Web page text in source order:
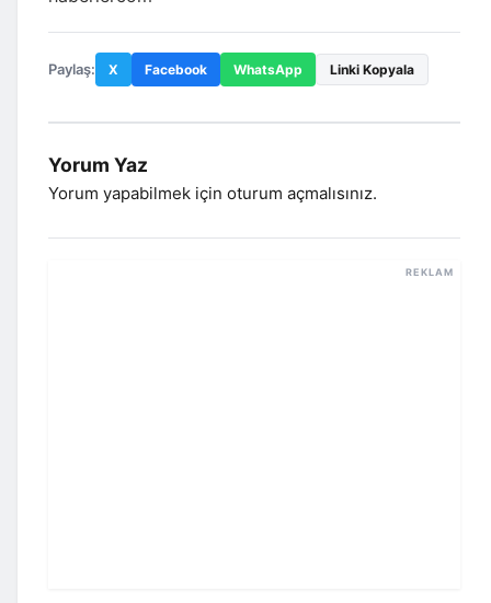
Paylaş: X Facebook WhatsApp Linki Kopyala
Yorum Yaz
Yorum yapabilmek için oturum açmalısınız.
REKLAM